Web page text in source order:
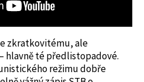
zkratkovitému, ale
hlavně té předlistopadové.
režimu dobře